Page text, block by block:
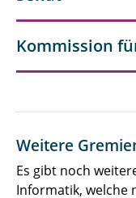
Kommission
Weitere
Es gibt noch
Informatik, welche